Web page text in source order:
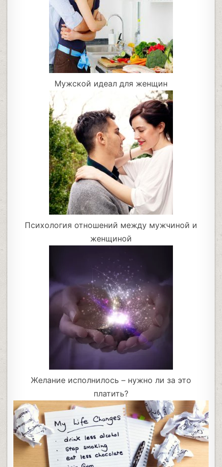
Мужской идеал для женщин
Психология отношений между мужчиной и
женщиной
Желание исполнилось – нужно ли за это
платить?